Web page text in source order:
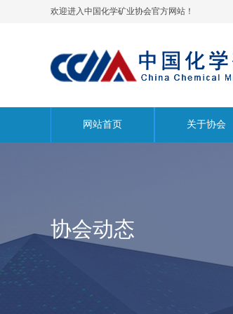
欢迎进入中国化学矿业协会官方网站！
网站首页 关于协会
协会动态